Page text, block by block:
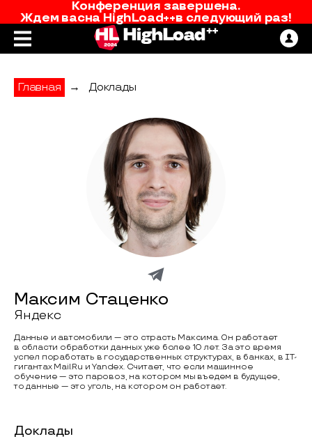
Конференция завершена.
Ждем васна HighLoad++в следующий раз!
Главная → Доклады
Максим Стаценко
Яндекс
Данные и автомобили — это страсть Максима. Он работает
в области обработки данных уже более 10 лет. За это время
успел поработать в государственных структурах, в банках, в IT-
гигантах Mail.Ru и Yandex. Считает, что если машинное
обучение — это паровоз, на котором мы въедем в будущее,
то данные — это уголь, на котором он работает.
Доклады